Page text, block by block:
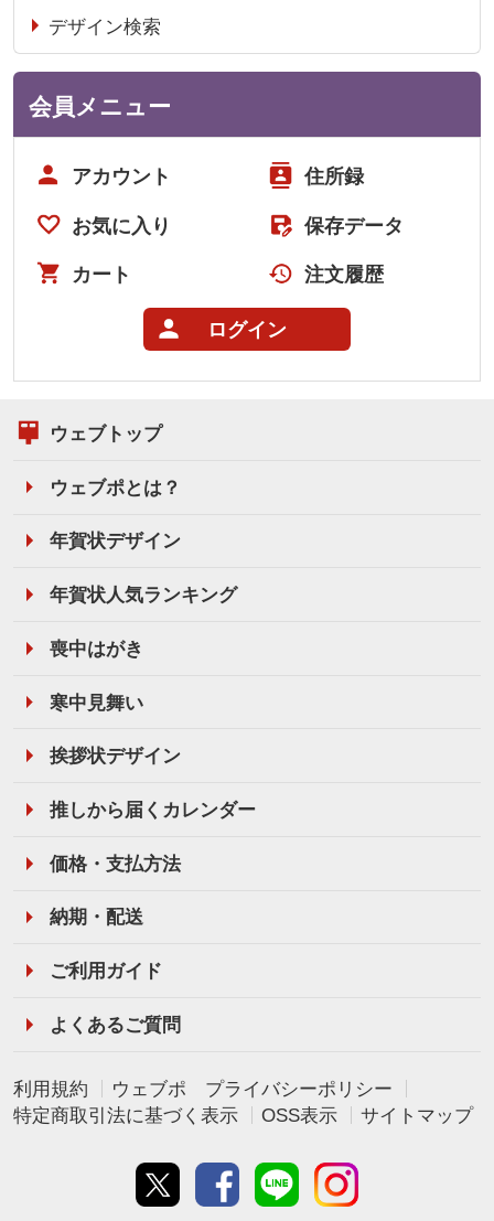
デザイン検索
会員メニュー
アカウント 住所録
お気に入り 保存データ
カート 注文履歴
ログイン
ウェブトップ
ウェブポとは？
年賀状デザイン
年賀状人気ランキング
喪中はがき
寒中見舞い
挨拶状デザイン
推しから届くカレンダー
価格・支払方法
納期・配送
ご利用ガイド
よくあるご質問
利用規約
ウェブポ プライバシーポリシー
特定商取引法に基づく表示
OSS表示 サイトマップ
Twitter Facebookline